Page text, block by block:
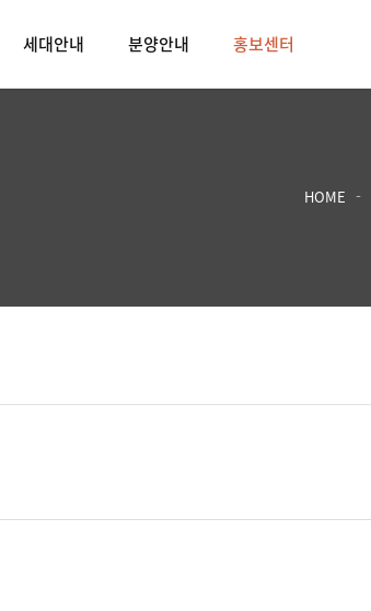
세대안내 분양안내 홍보센터
HOME